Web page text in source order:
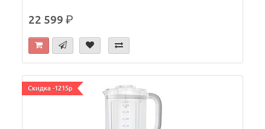
22 599р.
Скидка -1215р